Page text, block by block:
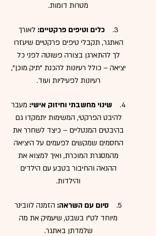
מטרות דומות.
3. כלים וטיפים פרקטיים: לאורך
האתגר, תקבלי טיפים פרקטיים שיעזרו
לך להתארגן בצורה פשוטה לפני כל
יציאה – כולל רעיונות להכנת "תיק מוכן",
רעיונות לפעיליות ועוד.
4. שינוי מחשבתי וחיזוק אישי: מעבר
להיבט הפרקטי, המשימות יתמקדו גם
בהיבטים המנטליים – כיצד לשחרר את
החסמים שמקשים לפעמים על היציאה
מהמסגרת המוכרת, ואיך למצוא את
ההנאה והחיבור בטבע עם הילדים
והילדות.
5. סיום עם השראה: הזמנה לוובינר
מיוחד לט"ו בשבט, שיעמיק את מה
שלמדתן באתגר.